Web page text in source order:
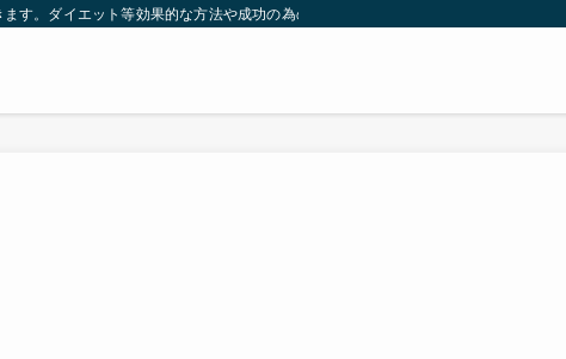
す。ダイエット等効果的な方法や成功の為の秘訣等。太ったり悩んでいる方々が